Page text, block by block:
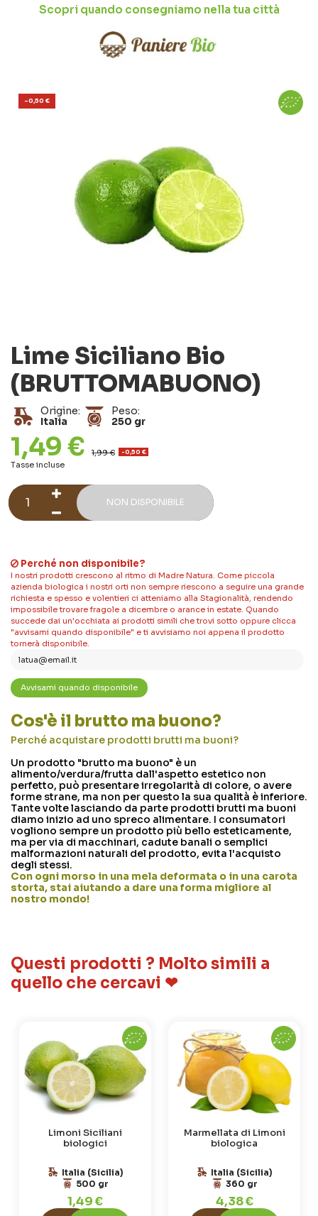
Scopri quando consegniamo nella tua città
-0,50 €
Lime Siciliano Bio
(BRUTTOMABUONO)
Origine:
Italia
Peso:
250 gr
1,49 € 1,99 € -0,50 €
Tasse incluse
NON DISPONIBILE
Perché non disponibile?
I nostri prodotti crescono al ritmo di Madre Natura. Come piccola
azienda biologica i nostri orti non sempre riescono a seguire una grande
richiesta e spesso e volentieri ci atteniamo alla Stagionalità, rendendo
impossibile trovare fragole a dicembre o arance in estate. Quando
succede dai un'occhiata ai prodotti simili che trovi sotto oppure clicca
"avvisami quando disponibile" e ti avvisiamo noi appena il prodotto
tornerà disponibile.
Cos'è il brutto ma buono?
Perché acquistare prodotti brutti ma buoni?
Un prodotto "brutto ma buono" è un
alimento/verdura/frutta dall'aspetto estetico non
perfetto, può presentare irregolarità di colore, o avere
forme strane, ma non per questo la sua qualità è inferiore.
Tante volte lasciando da parte prodotti brutti ma buoni
diamo inizio ad uno spreco alimentare. I consumatori
vogliono sempre un prodotto più bello esteticamente,
ma per via di macchinari, cadute banali o semplici
malformazioni naturali del prodotto, evita l'acquisto
degli stessi.
Con ogni morso in una mela deformata o in una carota
storta, stai aiutando a dare una forma migliore al
nostro mondo!
Questi prodotti ? Molto simili a
quello che cercavi ❤
Limoni Siciliani
biologici
Italia (Sicilia)
500 gr
1,49 €
Marmellata di Limoni
biologica
Italia (Sicilia)
360 gr
4,38 €